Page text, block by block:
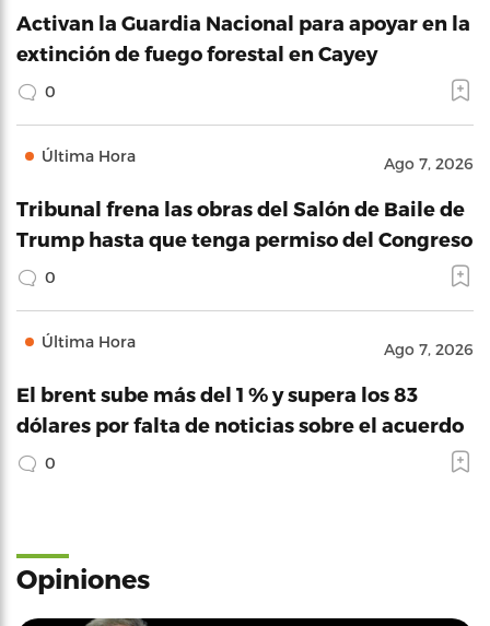
Activan la Guardia Nacional para apoyar en la
extinción de fuego forestal en Cayey
0
Última Hora Ago 7, 2026
Tribunal frena las obras del Salón de Baile de
Trump hasta que tenga permiso del Congreso
0
Última Hora Ago 7, 2026
El brent sube más del 1 % y supera los 83
dólares por falta de noticias sobre el acuerdo
0
Opiniones